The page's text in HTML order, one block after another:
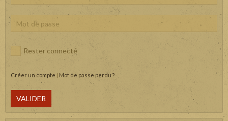
Rester connecté
Créer un compte Mot de passe perdu ?
VALIDER